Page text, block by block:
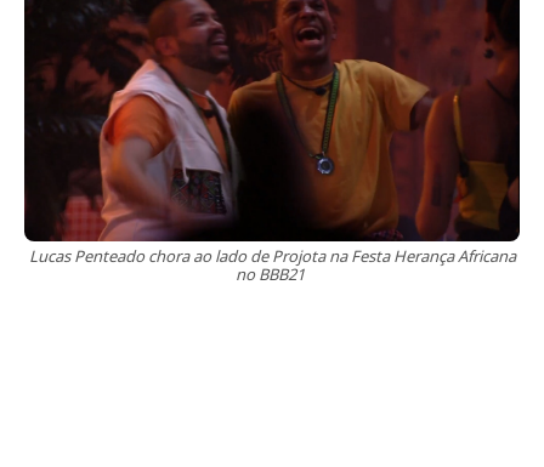
Lucas Penteado chora ao lado de Projota na Festa Herança Africana
no BBB21